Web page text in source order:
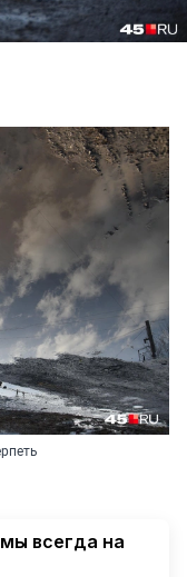
всегда на